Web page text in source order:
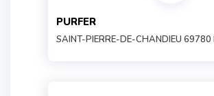
PURFER
SAINT-PIERRE-DE-CHANDIEU 69780